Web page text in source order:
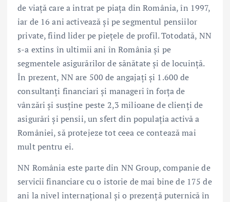
de viață care a intrat pe piața din România, în 1997,
iar de 16 ani activează și pe segmentul pensiilor
private, fiind lider pe piețele de profil. Totodată, NN
s-a extins în ultimii ani în România și pe
segmentele asigurărilor de sănătate și de locuință.
În prezent, NN are 500 de angajați și 1.600 de
consultanți financiari și manageri în forța de
vânzări și susține peste 2,3 milioane de clienți de
asigurări și pensii, un sfert din populația activă a
României, să protejeze tot ceea ce contează mai
mult pentru ei.
NN România este parte din NN Group, companie de
servicii financiare cu o istorie de mai bine de 175 de
ani la nivel internațional și o prezență puternică în